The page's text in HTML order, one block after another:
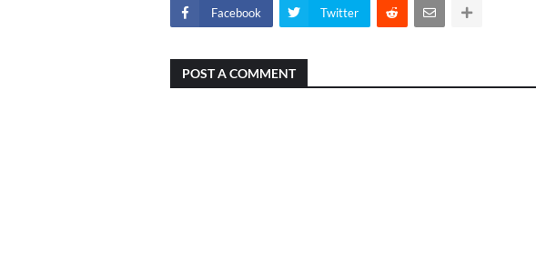
Facebook Twitter
POST A COMMENT